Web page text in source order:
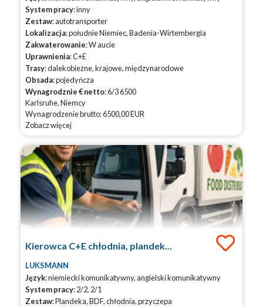
System pracy: inny
Zestaw: autotransporter
Lokalizacja: południe Niemiec, Badenia-Wirtembergia
Zakwaterowanie: W aucie
Uprawnienia: C+E
Trasy: dalekobieżne, krajowe, międzynarodowe
Obsada: pojedyńcza
Wynagrodznie € netto: 6/3 6500
Karlsruhe, Niemcy
Wynagrodzenie brutto: 6500,00 EUR
Zobacz więcej
Kierowca C+E chłodnia, plandek...
LUKSMANN
Język: niemiecki komunikatywny, angielski komunikatywny
System pracy: 2/2, 2/1
Zestaw: Plandeka, BDF, chłodnia, przyczepa